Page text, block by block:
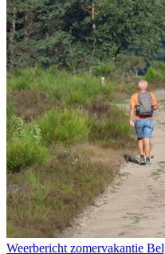
Weerbericht zomervakantie